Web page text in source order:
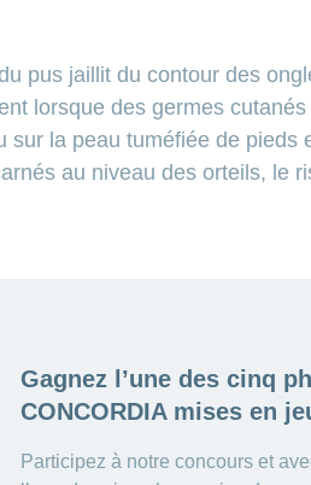
pus jaillit du contour des
lorsque des germes
la peau tuméfiée de pieds
au niveau des orteils, le
Gagnez l’une des cinq
CONCORDIA mises en
Participez à notre concours et